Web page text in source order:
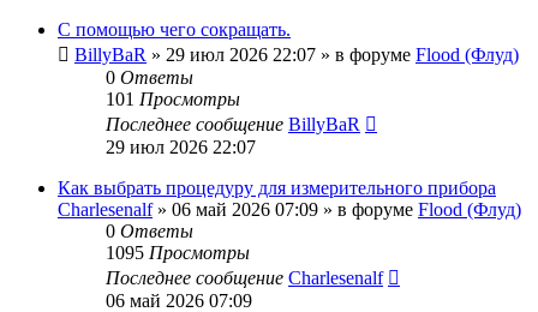
С помощью чего сокращать.
BillyBaR » 29 июл 2026 22:07 » в форуме Flood (Флуд)
0 Ответы
101 Просмотры
Последнее сообщение BillyBaR
29 июл 2026 22:07
Как выбрать процедуру для измерительного прибора
Charlesenalf» 06 май 2026 07:09 » в форуме Flood (Флуд)
0 Ответы
1095 Просмотры
Последнее сообщение Charlesenalf
06 май 2026 07:09